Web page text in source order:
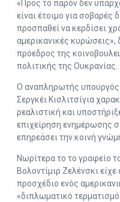
«Προς το παρόν δεν
είναι έτοιμο για σοβαρές
προσπαθεί να κερδίσει
αμερικανικές
πρόεδρος της
πολιτικής της Ουκρανίας.
Ο αναπληρωτής
Σεργκέι Κισλιτσίγια
ρεαλιστική και
επιχείρηση ενημέρωσης
επηρεάσει την κοινή
Νωρίτερα το το γραφείο
Βολοντίμιρ Ζελένσκι
προσχέδιο ενός
«διπλωματικό